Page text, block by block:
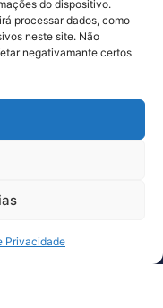
do dispositivo.
processar dados, como
neste site. Não
negativamante certos
Privacidade